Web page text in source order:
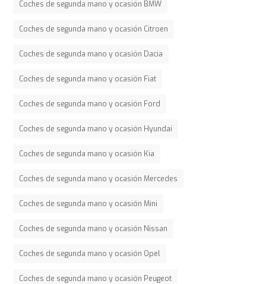
Coches de segunda mano y ocasión BMW
Coches de segunda mano y ocasión Citroen
Coches de segunda mano y ocasión Dacia
Coches de segunda mano y ocasión Fiat
Coches de segunda mano y ocasión Ford
Coches de segunda mano y ocasión Hyundai
Coches de segunda mano y ocasión Kia
Coches de segunda mano y ocasión Mercedes
Coches de segunda mano y ocasión Mini
Coches de segunda mano y ocasión Nissan
Coches de segunda mano y ocasión Opel
Coches de segunda mano y ocasión Peugeot